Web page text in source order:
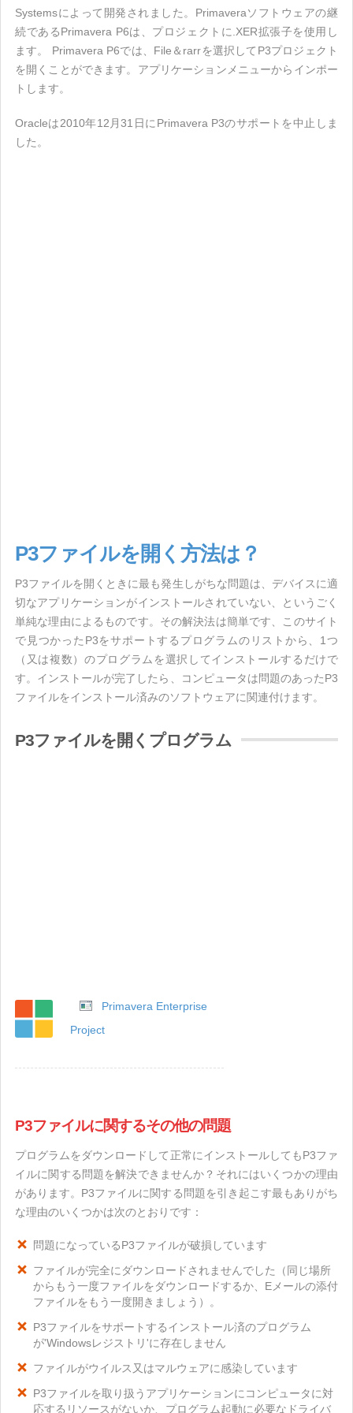
Systemsによって開発されました。Primaveraソフトウェアの継
続であるPrimavera P6は、プロジェクトに.XER拡張子を使用し
ます。 Primavera P6では、File＆rarrを選択してP3プロジェクト
を開くことができます。アプリケーションメニューからインポー
トします。
Oracleは2010年12月31日にPrimavera P3のサポートを中止しま
した。
P3ファイルを開く方法は？
P3ファイルを開くときに最も発生しがちな問題は、デバイスに適
切なアプリケーションがインストールされていない、というごく
単純な理由によるものです。その解決法は簡単です、このサイト
で見つかったP3をサポートするプログラムのリストから、1つ
（又は複数）のプログラムを選択してインストールするだけで
す。インストールが完了したら、コンピュータは問題のあったP3
ファイルをインストール済みのソフトウェアに関連付けます。
P3ファイルを開くプログラム
Primavera Enterprise
Project
P3ファイルに関するその他の問題
プログラムをダウンロードして正常にインストールしてもP3ファ
イルに関する問題を解決できませんか？それにはいくつかの理由
があります。P3ファイルに関する問題を引き起こす最もありがち
な理由のいくつかは次のとおりです：
問題になっているP3ファイルが破損しています
ファイルが完全にダウンロードされませんでした（同じ場所
からもう一度ファイルをダウンロードするか、Eメールの添付
ファイルをもう一度開きましょう）。
P3ファイルをサポートするインストール済のプログラム
が'Windowsレジストリ'に存在しません
ファイルがウイルス又はマルウェアに感染しています
P3ファイルを取り扱うアプリケーションにコンピュータに対
応するリソースがないか、プログラム起動に必要なドライバ